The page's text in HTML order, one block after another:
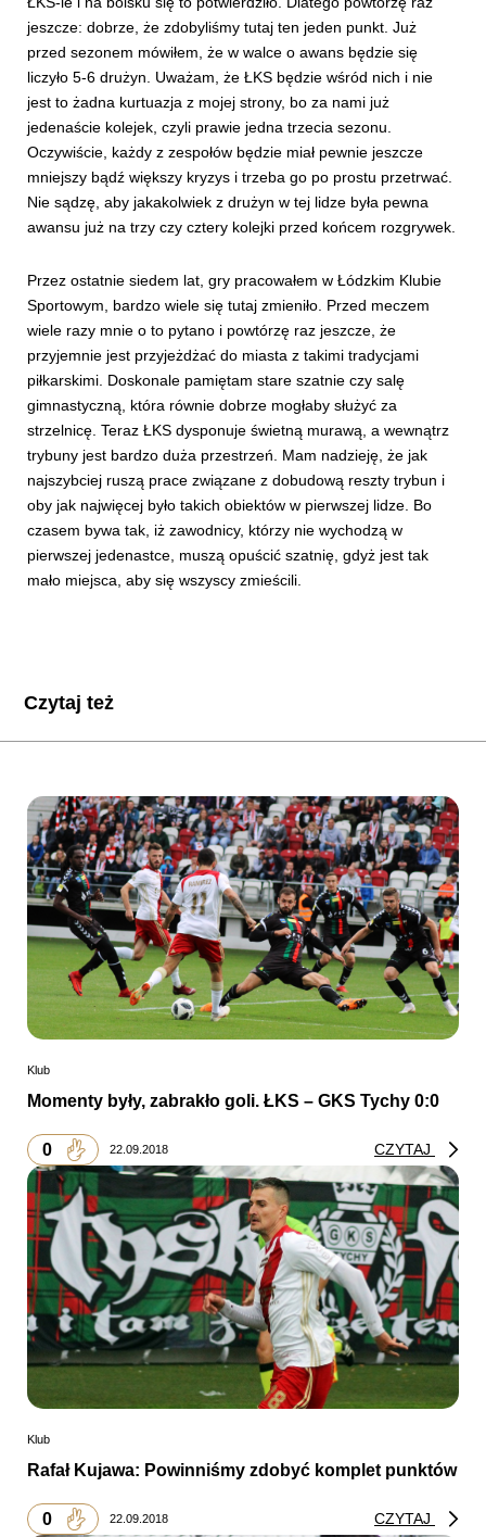
jeszcze: dobrze, że zdobyliśmy tutaj ten jeden punkt. Już
przed sezonem mówiłem, że w walce o awans będzie się
liczyło 5-6 drużyn. Uważam, że ŁKS będzie wśród nich i nie
jest to żadna kurtuazja z mojej strony, bo za nami już
jedenaście kolejek, czyli prawie jedna trzecia sezonu.
Oczywiście, każdy z zespołów będzie miał pewnie jeszcze
mniejszy bądź większy kryzys i trzeba go po prostu przetrwać.
Nie sądzę, aby jakakolwiek z drużyn w tej lidze była pewna
awansu już na trzy czy cztery kolejki przed końcem rozgrywek.
Przez ostatnie siedem lat, gry pracowałem w Łódzkim Klubie
Sportowym, bardzo wiele się tutaj zmieniło. Przed meczem
wiele razy mnie o to pytano i powtórzę raz jeszcze, że
przyjemnie jest przyjeżdżać do miasta z takimi tradycjami
piłkarskimi. Doskonale pamiętam stare szatnie czy salę
gimnastyczną, która równie dobrze mogłaby służyć za
strzelnicę. Teraz ŁKS dysponuje świetną murawą, a wewnątrz
trybuny jest bardzo duża przestrzeń. Mam nadzieję, że jak
najszybciej ruszą prace związane z dobudową reszty trybun i
oby jak najwięcej było takich obiektów w pierwszej lidze. Bo
czasem bywa tak, iż zawodnicy, którzy nie wychodzą w
pierwszej jedenastce, muszą opuścić szatnię, gdyż jest tak
mało miejsca, aby się wszyscy zmieścili.
Czytaj też
Klub
Momenty były, zabrakło goli. ŁKS – GKS Tychy 0:0
0 22.09.2018 CZYTAJ
Klub
Rafał Kujawa: Powinniśmy zdobyć komplet punktów
0 22.09.2018 CZYTAJ